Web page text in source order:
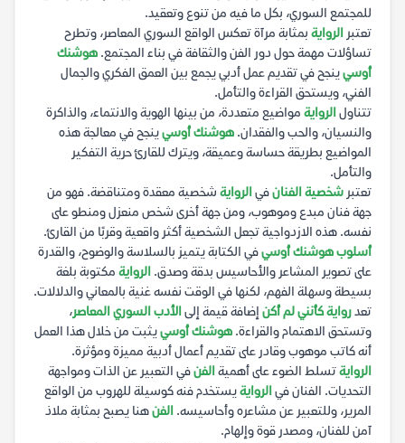
للمجتمع السوري، بكل ما فيه من تنوع وتعقيد.
تعتبر الرواية بمثابة مرآة تعكس الواقع السوري المعاصر، وتطرح
تساؤلات مهمة حول دور الفن والثقافة في بناء المجتمع. هوشنك
أوسيينجح في تقديم عمل أدبي يجمع بين العمق الفكري والجمال
الفني، ويستحق القراءة والتأمل.
تتناولالرواية مواضيع متعددة، من بينها الهوية والانتماء، والذاكرة
والنسيان، والحب والفقدان. هوشنك أوسيينجح في معالجة هذه
المواضيع بطريقة حساسة وعميقة، ويترك للقارئ حرية التفكير
والتأمل.
تعتبر شخصية الفنانفيالرواية شخصية معقدة ومتناقضة. فهو من
جهة فنان مبدع وموهوب، ومن جهة أخرى شخص منعزل ومنطو على
نفسه. هذه الازدواجية تجعل الشخصية أكثر واقعية وقربًا من القارئ.
أسلوب هوشنك أوسيفي الكتابة يتميز بالسلاسة والوضوح، والقدرة
على تصوير المشاعر والأحاسيس بدقة وصدق. الرواية مكتوبة بلغة
بسيطة وسهلة الفهم، لكنها في الوقت نفسه غنية بالمعاني والدلالات.
تعدرواية كأنني لم أكن إضافة قيمة إلىالأدب السوري المعاصر،
وتستحق الاهتمام والقراءة. هوشنك أوسييثبت من خلال هذا العمل
أنه كاتب موهوب وقادر على تقديم أعمال أدبية مميزة ومؤثرة.
الروايةتسلط الضوء على أهميةالفنفي التعبير عن الذات ومواجهة
التحديات. الفنان فيالروايةيستخدم فنه كوسيلة للهروب من الواقع
المرير، وللتعبير عن مشاعره وأحاسيسه. الفنهنا يصبح بمثابة ملاذ
آمن للفنان، ومصدر قوة وإلهام.